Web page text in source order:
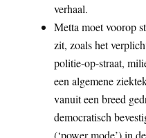
verhaal.
Metta moet voorop
zit, zoals het
politie-op-straat,
een algemene
vanuit een breed
democratisch
(‘power mode’) in